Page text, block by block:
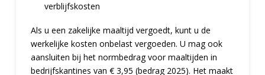
verblijfskosten
Als u een zakelijke maaltijd vergoedt, kunt u de
werkelijke kosten onbelast vergoeden. U mag ook
aansluiten bij het normbedrag voor maaltijden in
bedrijfskantines van € 3,95 (bedrag 2025). Het maakt